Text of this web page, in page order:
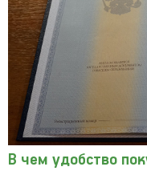
В чем удобство